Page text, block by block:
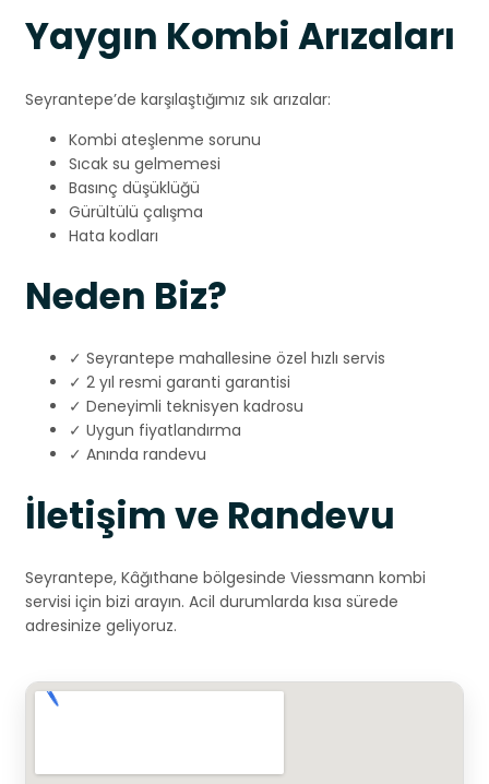
Yaygın Kombi Arızaları
Seyrantepe’de karşılaştığımız sık arızalar:
Kombi ateşlenme sorunu
Sıcak su gelmemesi
Basınç düşüklüğü
Gürültülü çalışma
Hata kodları
Neden Biz?
✓ Seyrantepe mahallesine özel hızlı servis
✓ 2 yıl resmi garanti garantisi
✓ Deneyimli teknisyen kadrosu
✓ Uygun fiyatlandırma
✓ Anında randevu
İletişim ve Randevu
Seyrantepe, Kâğıthane bölgesinde Viessmann kombi
servisi için bizi arayın. Acil durumlarda kısa sürede
adresinize geliyoruz.